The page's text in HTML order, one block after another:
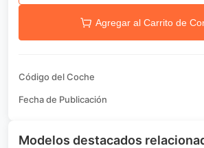
Agregar al Carrito de
Código del Coche
Fecha de Publicación
Modelos destacados